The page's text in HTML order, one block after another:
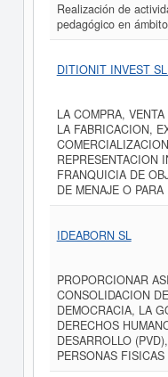
Realización de
pedagógico en
DITIONIT INVEST
LA COMPRA,
LA FABRICACION,
REPRESENTACION
FRANQUICIA DE
DE MENAJE O PARA
IDEABORN SL
PROPORCIONAR
CONSOLIDACION
DEMOCRACIA, LA
DERECHOS
DESARROLLO
PERSONAS